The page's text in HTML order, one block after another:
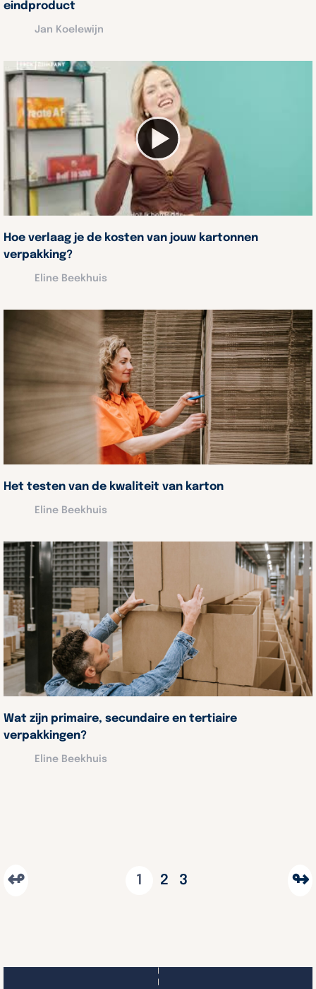
eindproduct
Jan Koelewijn
Hoe verlaag je de kosten van jouw kartonnen
verpakking?
Eline Beekhuis
Het testen van de kwaliteit van karton
Eline Beekhuis
Wat zijn primaire, secundaire en tertiaire
verpakkingen?
Eline Beekhuis
↫ 1 2 3 ↬